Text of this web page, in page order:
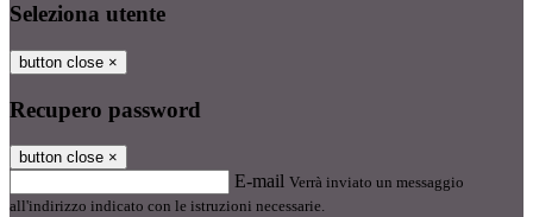
Seleziona utente
button close ×
Recupero password
button close ×
E-mail Verrà inviato un messaggio
all'indirizzo indicato con le istruzioni necessarie.